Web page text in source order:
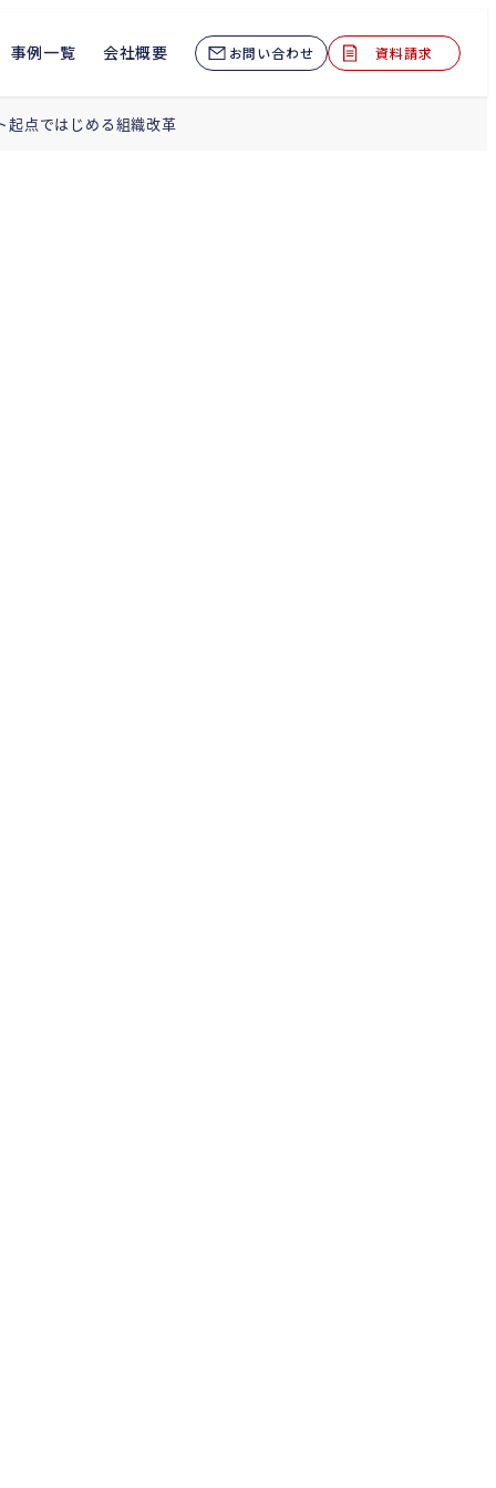
事例一覧 会社概要 お問い合わせ 資料請求
起点ではじめる組織改革